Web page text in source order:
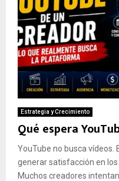
Estrategia y Crecimiento
Qué espera
YouTube no busca vídeos.
generar satisfacción en
Muchos creadores